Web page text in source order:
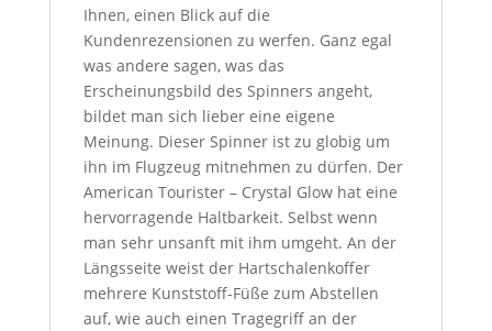
Ihnen, einen Blick auf die
Kundenrezensionen zu werfen. Ganz egal
was andere sagen, was das
Erscheinungsbild des Spinners angeht,
bildet man sich lieber eine eigene
Meinung. Dieser Spinner ist zu globig um
ihn im Flugzeug mitnehmen zu dürfen. Der
American Tourister – Crystal Glow hat eine
hervorragende Haltbarkeit. Selbst wenn
man sehr unsanft mit ihm umgeht. An der
Längsseite weist der Hartschalenkoffer
mehrere Kunststoff-Füße zum Abstellen
auf, wie auch einen Tragegriff an der